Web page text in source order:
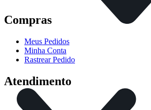
Compras
Meus Pedidos
Minha Conta
Rastrear Pedido
Atendimento